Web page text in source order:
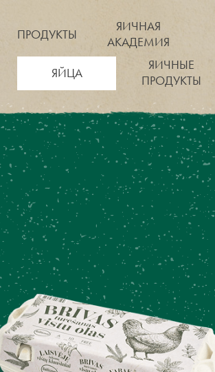
ПРОДУКТЫ
ЯЙЦА
ЯИЧНЫЕ
ПРОДУКТЫ
ЯИЧНАЯ
АКАДЕМИЯ